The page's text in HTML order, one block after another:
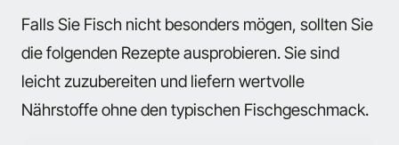
Falls Sie Fisch nicht besonders mögen, sollten Sie
die folgenden Rezepte ausprobieren. Sie sind
leicht zuzubereiten und liefern wertvolle
Nährstoffe ohne den typischen Fischgeschmack.